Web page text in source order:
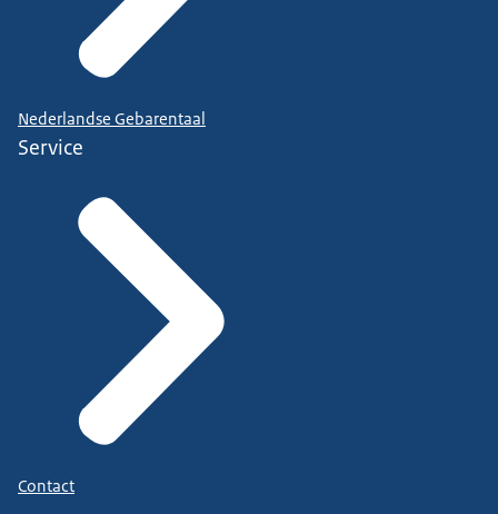
Nederlandse Gebarentaal
Service
Contact